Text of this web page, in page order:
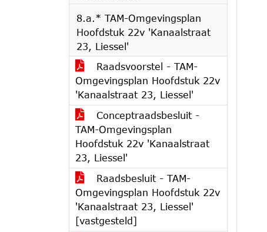
8.a.* TAM-Omgevingsplan
Hoofdstuk 22v 'Kanaalstraat
23, Liessel'
Raadsvoorstel - TAM-
Omgevingsplan Hoofdstuk 22v
'Kanaalstraat 23, Liessel'
Conceptraadsbesluit -
TAM-Omgevingsplan
Hoofdstuk 22v 'Kanaalstraat
23, Liessel'
Raadsbesluit - TAM-
Omgevingsplan Hoofdstuk 22v
'Kanaalstraat 23, Liessel'
[vastgesteld]